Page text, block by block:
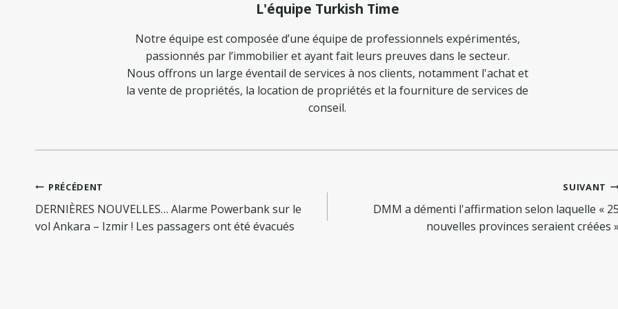
L'équipe Turkish Time
Notre équipe est composée d’une équipe de professionnels expérimentés,
passionnés par l’immobilier et ayant fait leurs preuves dans le secteur.
Nous offrons un large éventail de services à nos clients, notamment l'achat et
la vente de propriétés, la location de propriétés et la fourniture de services de
conseil.
Navigation
de
l’article
PRÉCÉDENT
DERNIÈRES NOUVELLES… Alarme Powerbank sur le
vol Ankara – Izmir ! Les passagers ont été évacués
SUIVANT
DMM a démenti l'affirmation selon laquelle «
nouvelles provinces seraient créées